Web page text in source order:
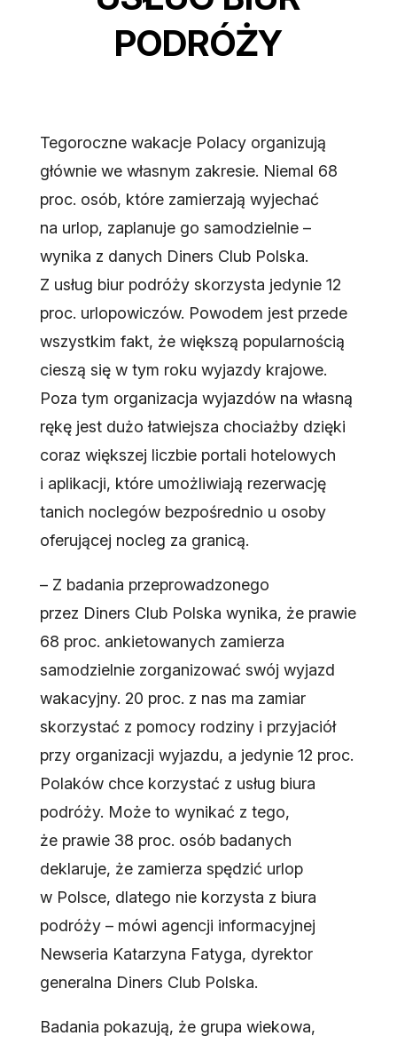
PODRÓŻY
Tegoroczne wakacje Polacy organizują
głównie we własnym zakresie. Niemal 68
proc. osób, które zamierzają wyjechać
na urlop, zaplanuje go samodzielnie –
wynika z danych Diners Club Polska.
Z usług biur podróży skorzysta jedynie 12
proc. urlopowiczów. Powodem jest przede
wszystkim fakt, że większą popularnością
cieszą się w tym roku wyjazdy krajowe.
Poza tym organizacja wyjazdów na własną
rękę jest dużo łatwiejsza chociażby dzięki
coraz większej liczbie portali hotelowych
i aplikacji, które umożliwiają rezerwację
tanich noclegów bezpośrednio u osoby
oferującej nocleg za granicą.
– Z badania przeprowadzonego
przez Diners Club Polska wynika, że prawie
68 proc. ankietowanych zamierza
samodzielnie zorganizować swój wyjazd
wakacyjny. 20 proc. z nas ma zamiar
skorzystać z pomocy rodziny i przyjaciół
przy organizacji wyjazdu, a jedynie 12 proc.
Polaków chce korzystać z usług biura
podróży. Może to wynikać z tego,
że prawie 38 proc. osób badanych
deklaruje, że zamierza spędzić urlop
w Polsce, dlatego nie korzysta z biura
podróży – mówi agencji informacyjnej
Newseria Katarzyna Fatyga, dyrektor
generalna Diners Club Polska.
Badania pokazują, że grupa wiekowa,